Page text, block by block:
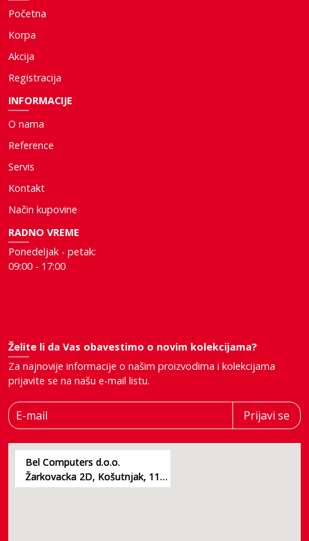
Početna
Korpa
Akcija
Registracija
INFORMACIJE
O nama
Reference
Servis
Kontakt
Način kupovine
RADNO VREME
Ponedeljak - petak:
09:00 - 17:00
Želite li da Vas obavestimo o novim kolekcijama?
Za najnovije informacije o našim proizvodima i kolekcijama
prijavite se na našu e-mail listu.
E-mail Prijavi se
Bel Computers d.o.o.
Žarkovacka 2D, Košutnjak, 11000, Beograd